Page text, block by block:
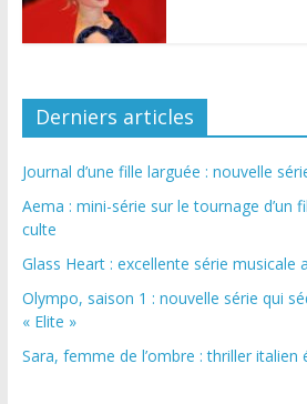
Derniers articles
Journal d’une fille larguée : nouvelle
Aema : mini-série sur le tournage d’un
culte
Glass Heart : excellente série musicale
Olympo, saison 1 : nouvelle série qui
« Elite »
Sara, femme de l’ombre : thriller